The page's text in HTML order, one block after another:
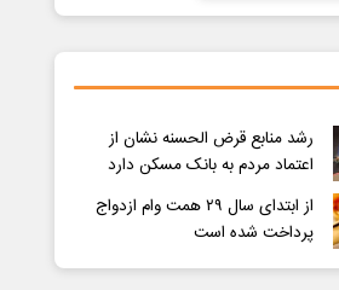
رشد منابع قرض الحسنه نشان از
اعتماد مردم به بانک مسکن دارد
از ابتدای سال ۲۹ همت وام ازدواج
پرداخت شده است